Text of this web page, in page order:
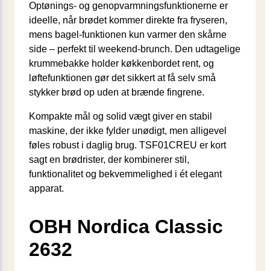
Optønings- og genopvarmningsfunktionerne er
ideelle, når brødet kommer direkte fra fryseren,
mens bagel-funktionen kun varmer den skårne
side – perfekt til weekend-brunch. Den udtagelige
krummebakke holder køkkenbordet rent, og
løftefunktionen gør det sikkert at få selv små
stykker brød op uden at brænde fingrene.
Kompakte mål og solid vægt giver en stabil
maskine, der ikke fylder unødigt, men alligevel
føles robust i daglig brug. TSF01CREU er kort
sagt en brødrister, der kombinerer stil,
funktionalitet og bekvemmelighed i ét elegant
apparat.
OBH Nordica Classic
2632